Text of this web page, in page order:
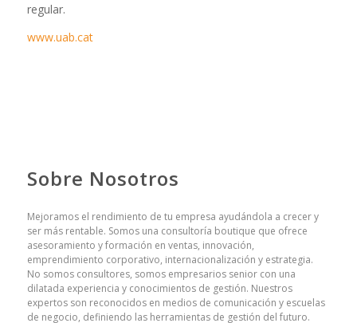
regular.
www.uab.cat
Sobre Nosotros
Mejoramos el rendimiento de tu empresa ayudándola a crecer y
ser más rentable. Somos una consultoría boutique que ofrece
asesoramiento y formación en ventas, innovación,
emprendimiento corporativo, internacionalización y estrategia.
No somos consultores, somos empresarios senior con una
dilatada experiencia y conocimientos de gestión. Nuestros
expertos son reconocidos en medios de comunicación y escuelas
de negocio, definiendo las herramientas de gestión del futuro.